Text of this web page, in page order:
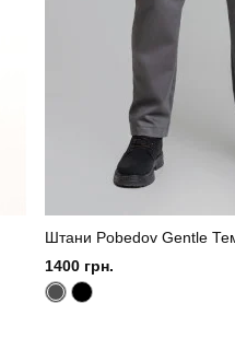
Штани Pobedov Gentle
1400 грн.